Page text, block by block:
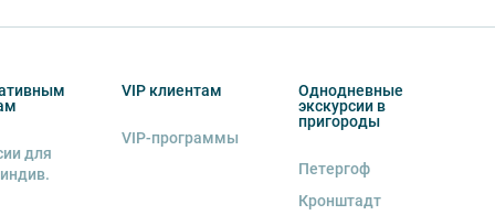
для
VIP клиентам
VIP-программы
Однодневные
экскурсии в
пригороды
Петергоф
Кронштадт